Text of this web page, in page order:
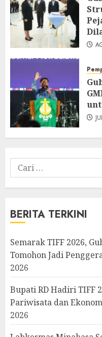
Cari
untuk:
BERITA TERKINI
Semarak TIFF 2026,
Tomohon Jadi
2026
Bupati RD Hadiri TIFF
Pariwisata dan
2026